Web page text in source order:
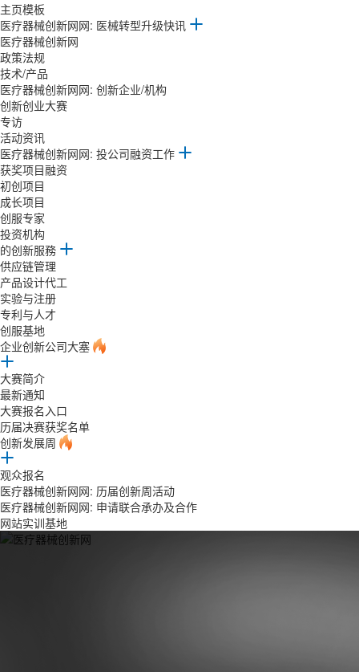
主页模板
医疗器械创新网网: 医械转型升级快讯
医疗器械创新网
政策法规
技术/产品
医疗器械创新网网: 创新企业/机构
创新创业大赛
专访
活动资讯
医疗器械创新网网: 投公司融资工作
获奖项目融资
初创项目
成长项目
创服专家
投资机构
的创新服務
供应链管理
产品设计代工
实验与注册
专利与人才
创服基地
企业创新公司大塞
大赛简介
最新通知
大赛报名入口
历届决赛获奖名单
创新发展周
观众报名
医疗器械创新网网: 历届创新周活动
医疗器械创新网网: 申请联合承办及合作
网站实训基地